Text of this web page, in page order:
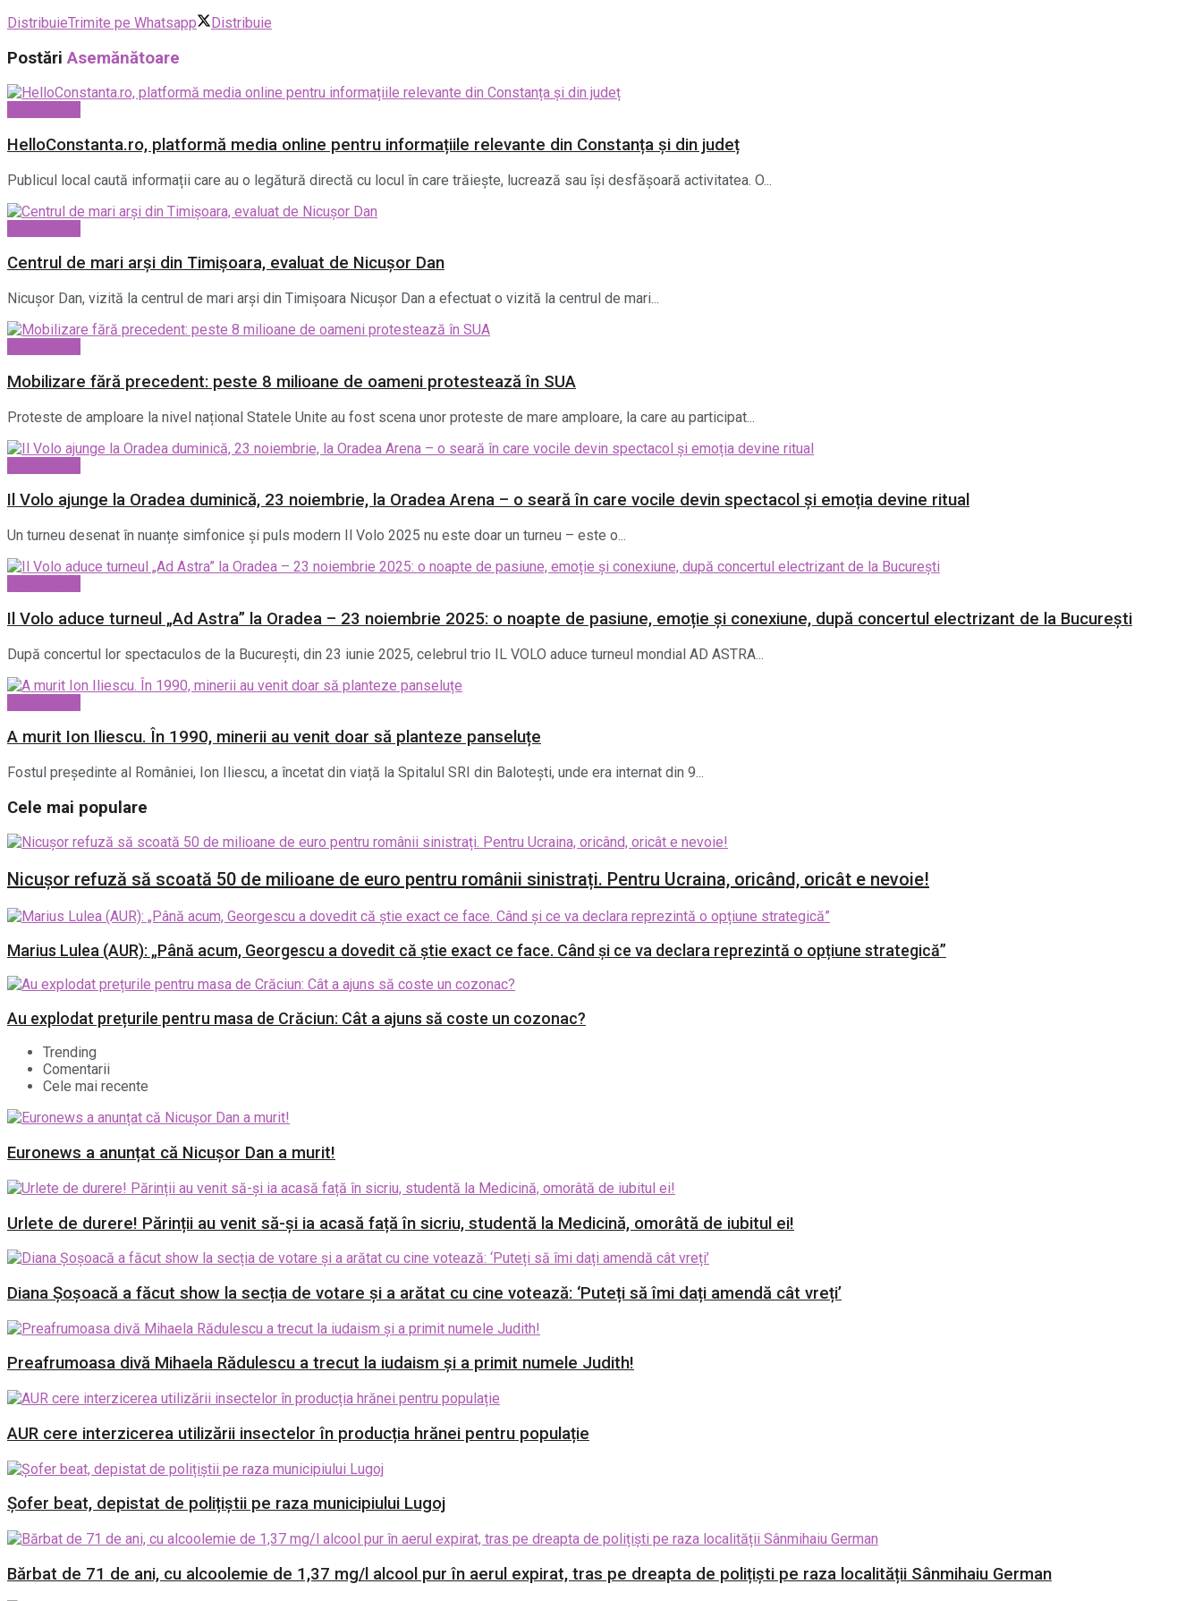
DistribuieTrimite pe Whatsapp Distribuie
PostăriAsemănătoare
HelloConstanta.ro, platformă media online pentru informațiile relevante din Constanța și din județ
Publicul local caută informații care au o legătură directă cu locul în care trăiește, lucrează sau își desfășoară activitatea. O...
Centrul de mari arși din Timișoara, evaluat de Nicușor Dan
Nicușor Dan, vizită la centrul de mari arși din Timișoara Nicușor Dan a efectuat o vizită la centrul de mari...
Mobilizare fără precedent: peste 8 milioane de oameni protestează în SUA
Proteste de amploare la nivel național Statele Unite au fost scena unor proteste de mare amploare, la care au participat...
Il Volo ajunge la Oradea duminică, 23 noiembrie, la Oradea Arena – o seară în care vocile devin spectacol și emoția devine ritual
Un turneu desenat în nuanțe simfonice și puls modern Il Volo 2025 nu este doar un turneu – este o...
Il Volo aduce turneul „Ad Astra” la Oradea – 23 noiembrie 2025: o noapte de pasiune, emoție și conexiune, după concertul electrizant de la București
După concertul lor spectaculos de la București, din 23 iunie 2025, celebrul trio IL VOLO aduce turneul mondial AD ASTRA...
A murit Ion Iliescu. În 1990, minerii au venit doar să planteze panseluțe
Fostul președinte al României, Ion Iliescu, a încetat din viață la Spitalul SRI din Balotești, unde era internat din 9...
Cele mai populare
Nicușor refuză să scoată 50 de milioane de euro pentru românii sinistrați. Pentru Ucraina, oricând, oricât e nevoie!
Marius Lulea (AUR): „Până acum, Georgescu a dovedit că știe exact ce face. Când și ce va declara reprezintă o opțiune strategică”
Au explodat prețurile pentru masa de Crăciun: Cât a ajuns să coste un cozonac?
Trending
Comentarii
Cele mai recente
Euronews a anunțat că Nicușor Dan a murit!
Urlete de durere! Părinții au venit să-și ia acasă față în sicriu, studentă la Medicină, omorâtă de iubitul ei!
Diana Șoșoacă a făcut show la secția de votare și a arătat cu cine votează: ‘Puteți să îmi dați amendă cât vreți’
Preafrumoasa divă Mihaela Rădulescu a trecut la iudaism și a primit numele Judith!
AUR cere interzicerea utilizării insectelor în producția hrănei pentru populație
Șofer beat, depistat de polițiștii pe raza municipiului Lugoj
Bărbat de 71 de ani, cu alcoolemie de 1,37 mg/l alcool pur în aerul expirat, tras pe dreapta de polițiști pe raza localității Sânmihaiu German